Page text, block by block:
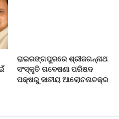
ରାଇରଙ୍ଗପୁରରେ ଶ୍ରୀଜଗନ୍ନାଥ
ସଂସ୍କୃତି ଗବେଷଣା ପରିଷଦ
ପକ୍ଷରୁ ଜାତୀୟ ଆଲୋଚନାଚକ୍ର